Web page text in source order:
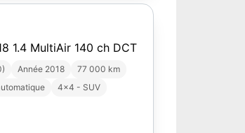
1.4 MultiAir 140 ch DCT
Année 2018
77 000 km
4x4 - SUV